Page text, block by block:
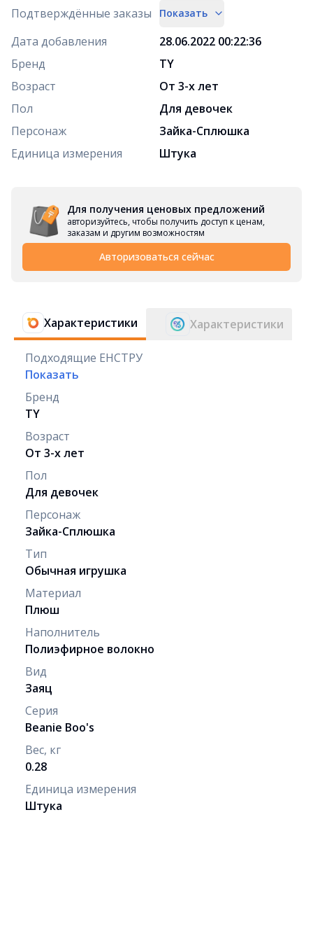
Подтверждённые заказы
Показать
Дата добавления
28.06.2022 00:22:36
Бренд
TY
Возраст
От 3-х лет
Пол
Для девочек
Персонаж
Зайка-Сплюшка
Единица измерения
Штука
Для получения ценовых предложений
авторизуйтесь, чтобы получить доступ к ценам,
заказам и другим возможностям
Авторизоваться сейчас
Характеристики Характеристики
Подходящие ЕНСТРУ
Показать
Бренд
TY
Возраст
От 3-х лет
Пол
Для девочек
Персонаж
Зайка-Сплюшка
Тип
Обычная игрушка
Материал
Плюш
Наполнитель
Полиэфирное волокно
Вид
Заяц
Серия
Beanie Boo's
Вес, кг
0.28
Единица измерения
Штука